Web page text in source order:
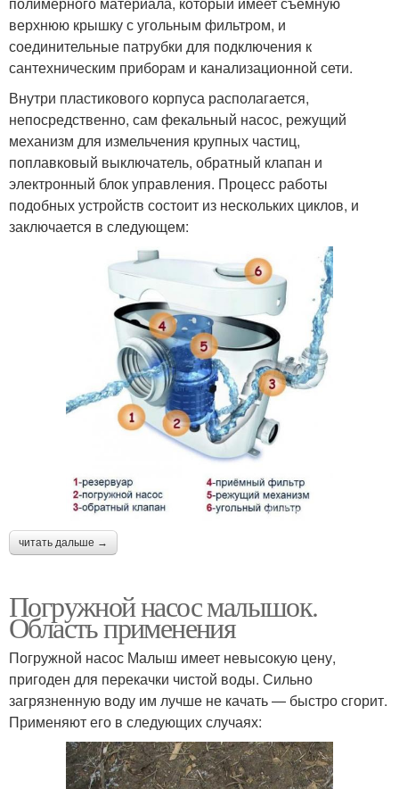
верхнюю крышку с угольным фильтром, и
соединительные патрубки для подключения к
сантехническим приборам и канализационной сети.
Внутри пластикового корпуса располагается,
непосредственно, сам фекальный насос, режущий
механизм для измельчения крупных частиц,
поплавковый выключатель, обратный клапан и
электронный блок управления. Процесс работы
подобных устройств состоит из нескольких циклов, и
заключается в следующем:
читать дальше →
Погружной насос малышок.
Область применения
Погружной насос Малыш имеет невысокую цену,
пригоден для перекачки чистой воды. Сильно
загрязненную воду им лучше не качать — быстро сгорит.
Применяют его в следующих случаях: